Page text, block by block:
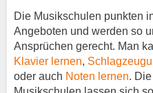
Die Musikschulen punkten
Angeboten und werden so
Ansprüchen gerecht. Man
Klavier lernen,
oder auch Noten lernen.